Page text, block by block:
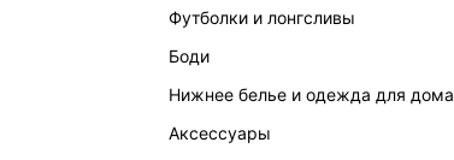
футболки и лонгсливы
боди
нижнее белье и одежда для дома
аксессуары